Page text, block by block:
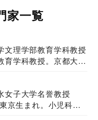
家一覧
文理学部教育学科教授
育学科教授。京都大学
女子大学名誉教授
京生まれ。小児科